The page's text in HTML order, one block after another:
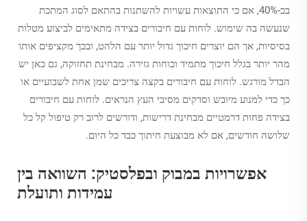
בכ-40%, אם כי התוצאות עשויות להשתנות בהתאם לסוג המתכת
שנעשה בה שימוש. לוחות עם חיבורים בצידה מתאימים לביצוע מטלות
בסיסיות, אך הם יוצרים חיכוך גדול יותר עם הלהט, ובכך מקציפים אותו
מהר יותר בגלל חיכוך מתמיד וכוחות גזירה. מבחינת תחזוקה, גם כאן יש
הבדל מורגש. לוחות עם חיבורים בקצה צריכים שמן אחת לשבועיים או
כך כדי למנוע מיובש וסדקים מסיבי העץ הנראים. לוחות עם חיבורים
בצידה פחות דרמטיים מבחינת דרישות, ודורשים לרוב רק טיפול קל כל
שלושה חודשים, אם לא מבוצעת חיתוך כבד כל היום.
אפשרויות במבוק ובפלסטיק: השוואה בין
עמידות ותועלת